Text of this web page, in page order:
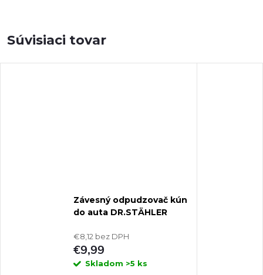
Súvisiaci tovar
Závesný odpudzovač kún
do auta DR.STÄHLER
€8,12 bez DPH
€9,99
Skladom >5 ks